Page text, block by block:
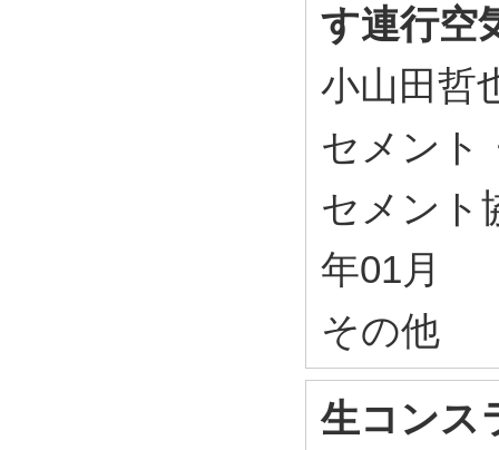
す連行空
小山田哲
セメン
セメン
年01月
その他
生コンス